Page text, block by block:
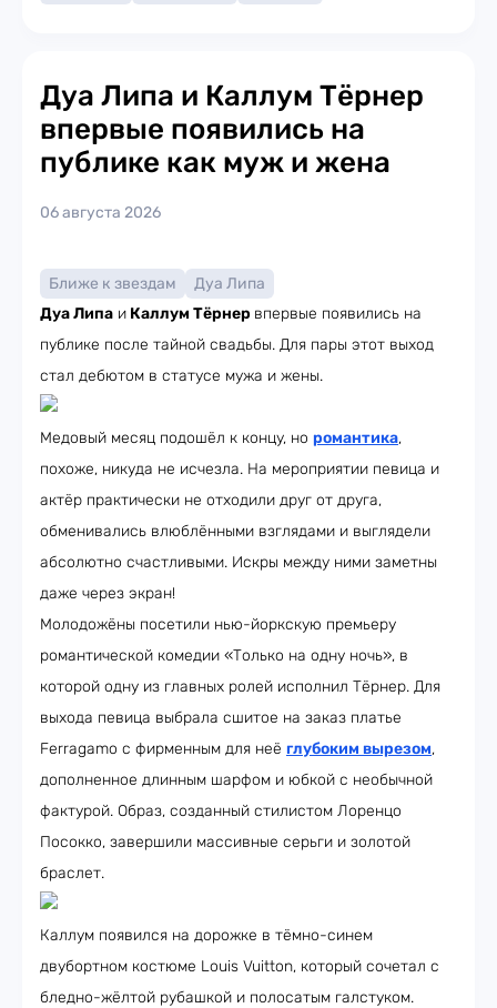
Дуа Липа и Каллум Тёрнер
впервые появились на
публике как муж и жена
06 августа 2026
Ближе к звездам
Дуа Липа
Дуа Липа и Каллум Тёрнер впервые появились на
публике после тайной свадьбы. Для пары этот выход
стал дебютом в статусе мужа и жены.
Медовый месяц подошёл к концу, но романтика,
похоже, никуда не исчезла. На мероприятии певица и
актёр практически не отходили друг от друга,
обменивались влюблёнными взглядами и выглядели
абсолютно счастливыми. Искры между ними заметны
даже через экран!
Молодожёны посетили нью-йоркскую премьеру
романтической комедии «Только на одну ночь», в
которой одну из главных ролей исполнил Тёрнер. Для
выхода певица выбрала сшитое на заказ платье
Ferragamo с фирменным для неё глубоким вырезом,
дополненное длинным шарфом и юбкой с необычной
фактурой. Образ, созданный стилистом Лоренцо
Посокко, завершили массивные серьги и золотой
браслет.
Каллум появился на дорожке в тёмно-синем
двубортном костюме Louis Vuitton, который сочетал с
бледно-жёлтой рубашкой и полосатым галстуком.